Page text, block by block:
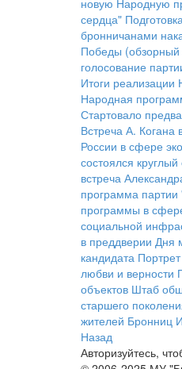
новую Народную
сердца"
бронничанами
Победы
голосование
Итоги
Народная
Стартовало
Встреча А.
России в сфере
состоялся
встреча
программа
программы в
социальной
в преддверии Дня
кандидата
любви и верности
объектов Штаб
старшего
жителей Бронниц
Назад
Авторизуйтесь,